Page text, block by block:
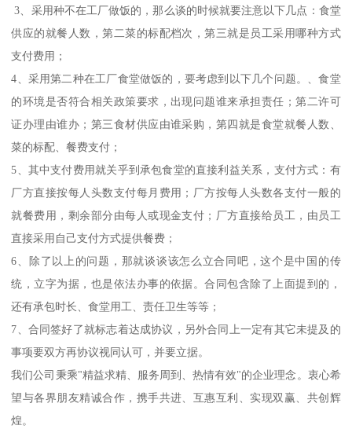
3、采用种不在工厂做饭的，那么谈的时候就要注意以下几点：食堂
供应的就餐人数，第二菜的标配档次，第三就是员工采用哪种方式
支付费用；
4、采用第二种在工厂食堂做饭的，要考虑到以下几个问题。、食堂
的环境是否符合相关政策要求，出现问题谁来承担责任；第二许可
证办理由谁办；第三食材供应由谁采购，第四就是食堂就餐人数、
菜的标配、餐费支付；
5、其中支付费用就关乎到承包食堂的直接利益关系，支付方式：有
厂方直接按每人头数支付每月费用；厂方按每人头数各支付一般的
就餐费用，剩余部分由每人或现金支付；厂方直接给员工，由员工
直接采用自己支付方式提供餐费；
6、除了以上的问题，那就谈谈该怎么立合同吧，这个是中国的传
统，立字为据，也是依法办事的依据。合同包含除了上面提到的，
还有承包时长、食堂用工、责任卫生等等；
7、合同签好了就标志着达成协议，另外合同上一定有其它未提及的
事项要双方再协议视同认可，并要立据。
我们公司秉乘"精益求精、服务周到、热情有效"的企业理念。衷心希
望与各界朋友精诚合作，携手共进、互惠互利、实现双赢、共创辉
煌。